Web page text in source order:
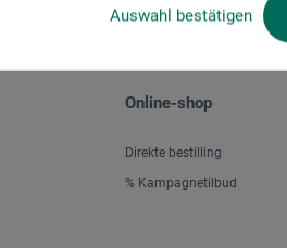
Auswahl bestätigen
Online-shop
Direkte bestilling
% Kampagnetilbud